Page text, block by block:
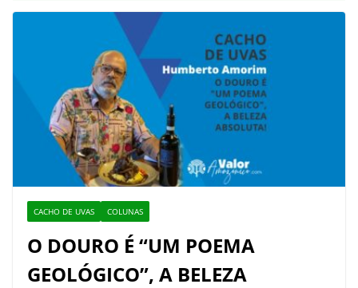
CACHO DE UVAS COLUNAS
O DOURO É “UM POEMA
GEOLÓGICO”, A BELEZA